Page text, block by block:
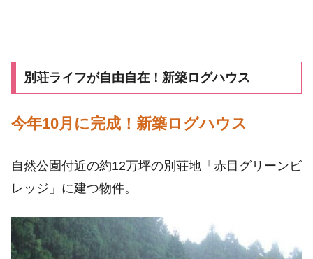
別荘ライフが自由自在！新築ログハウス
今年10月に完成！新築ログハウス
自然公園付近の約12万坪の別荘地「赤目グリーンビ
レッジ」に建つ物件。